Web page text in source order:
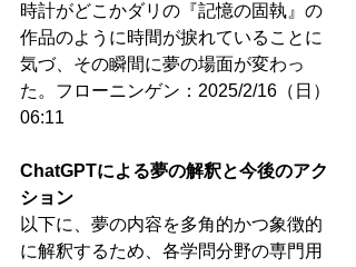
時計がどこかダリの『記憶の固執』の
作品のように時間が捩れていることに
気づ、その瞬間に夢の場面が変わっ
た。フローニンゲン：2025/2/16（日）
06:11
ChatGPTによる夢の解釈と今後のアク
ション
以下に、夢の内容を多角的かつ象徴的
に解釈するため、各学問分野の専門用